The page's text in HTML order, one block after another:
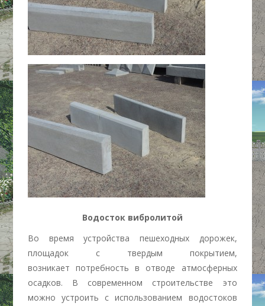
Водосток вибролитой
Во время устройства пешеходных дорожек,
площадок с твердым покрытием,
возникает потребность в отводе атмосферных
осадков. В современном строительстве это
можно устроить с использованием водостоков